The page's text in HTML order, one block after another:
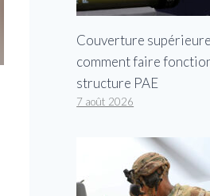
Couverture
comment faire
structure PAE
7 août 2026